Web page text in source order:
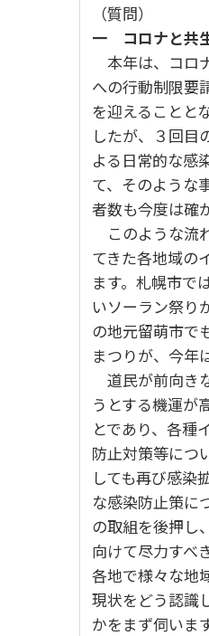
（質問）
一 コロナと共
本年は、コロ
への行動制限要
を迎えることと
したが、３回目
よる日常的な感
て、そのような
者数も今度は確
このような流
てきた各地域の
ます。札幌市で
いソーラン祭り
の地元留萌市で
まつりが、今年
道民が前向き
うとする機運が
とであり、各種
防止対策等につ
しても再び感染
な感染防止策に
の取組を後押し
向けて尽力す
各地で様々な地
現状をどう認識
かをまず